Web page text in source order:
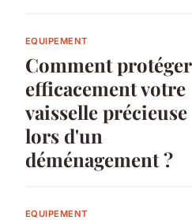
EQUIPEMENT
Comment protéger
efficacement votre
vaisselle précieuse
lors d'un
déménagement ?
EQUIPEMENT